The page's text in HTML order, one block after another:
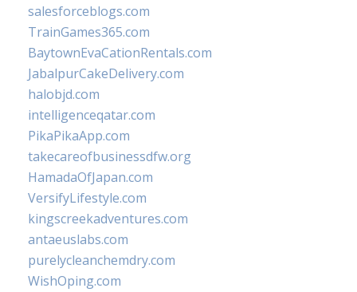
salesforceblogs.com
TrainGames365.com
BaytownEvaCationRentals.com
JabalpurCakeDelivery.com
halobjd.com
intelligenceqatar.com
PikaPikaApp.com
takecareofbusinessdfw.org
HamadaOfJapan.com
VersifyLifestyle.com
kingscreekadventures.com
antaeuslabs.com
purelycleanchemdry.com
WishOping.com